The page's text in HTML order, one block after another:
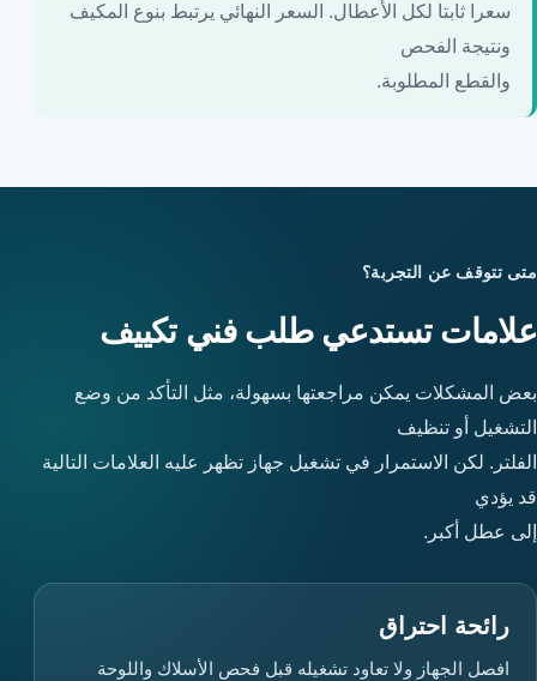
سعرا ثابتا لكل الأعطال. السعر النهائي يرتبط بنوع المكيف
ونتيجة الفحص
والقطع المطلوبة.
متى تتوقف عن التجربة؟
علامات تستدعي طلب فني تكييف
بعض المشكلات يمكن مراجعتها بسهولة، مثل التأكد من وضع
التشغيل أو تنظيف
الفلتر. لكن الاستمرار في تشغيل جهاز تظهر عليه العلامات التالية
قد يؤدي
إلى عطل أكبر.
رائحة احتراق
افصل الجهاز ولا تعاود تشغيله قبل فحص الأسلاك واللوحة